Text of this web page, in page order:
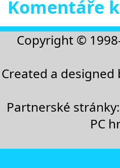
Komentáře
Copyright ©
Created a designed
Partnerské stránky:
PC